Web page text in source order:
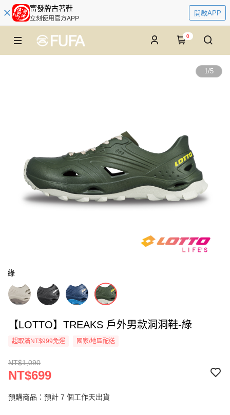
富發牌古著鞋
立刻使用官方APP
開啟APP
0
1/5
綠
【LOTTO】TREAKS 戶外男款洞洞鞋-綠
超取滿NT$999免運 國家/地區配送
NT$1,090
NT$699
預購商品：預計 7 個工作天出貨